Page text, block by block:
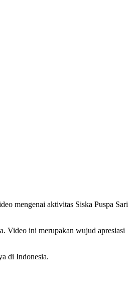
mengenai aktivitas Siska Puspa Sari
Video ini merupakan wujud apresiasi
di Indonesia.